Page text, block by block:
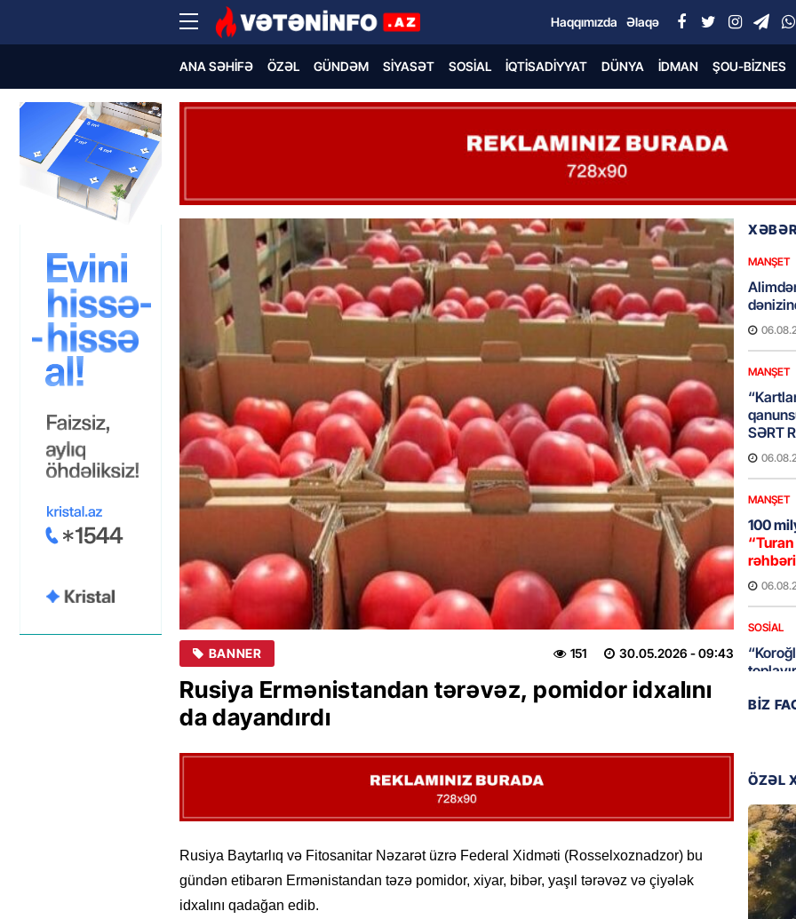
Haqqımızda Əlaqə
ANA SƏHIFƏ ÖZƏL GÜNDƏM SIYASƏT SOSIAL İQTISADIYYAT DÜNYA İDMAN ŞOU-BIZNES
BANNER 30.05.2026 - 09:43
151
Rusiya Ermənistandan tərəvəz, pomidor idxalını
da dayandırdı
Rusiya Baytarlıq və Fitosanitar Nəzarət üzrə Federal Xidməti (Rosselxoznadzor) bu
gündən etibarən Ermənistandan təzə pomidor, xiyar, bibər, yaşıl tərəvəz və çiyələk
idxalını qadağan edib.
MANŞET
MANŞET
SƏRT
MANŞET
100
rəhbəri
SOSIAL
GÜNDƏM
etdiyi
DOSYE
BIZ
ÖZƏL